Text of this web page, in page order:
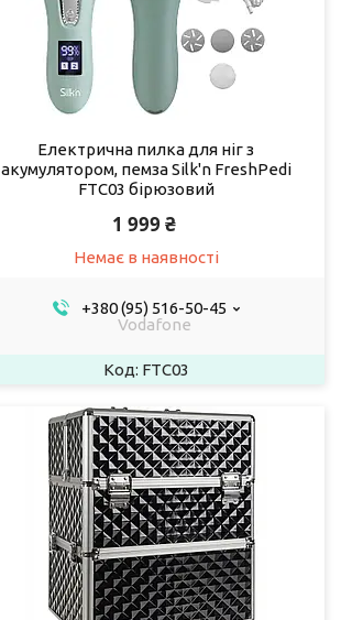
Електрична пилка для ніг з
акумулятором, пемза Silk'n FreshPedi
FTC03 бірюзовий
1 999 ₴
Немає в наявності
+380 (95) 516-50-45
Vodafone
FTC03